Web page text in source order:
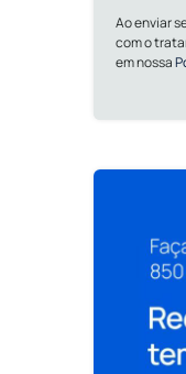
Ao enviar
com o
em nossa